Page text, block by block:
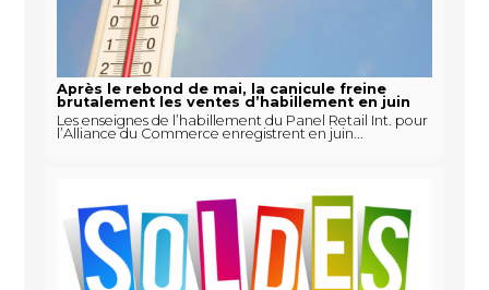
Après le rebond de mai, la canicule freine
brutalement les ventes d’habillement en juin
Les enseignes de l’habillement du Panel Retail Int. pour
l’Alliance du Commerce enregistrent en juin...